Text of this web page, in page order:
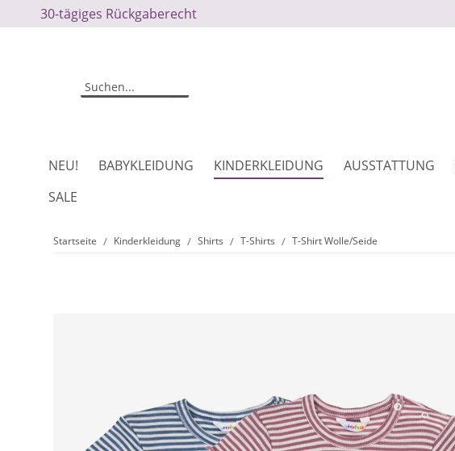
30-tägiges Rückgaberecht
NEU! BABYKLEIDUNG KINDERKLEIDUNG AUSSTATTUNG
SALE
Startseite Kinderkleidung Shirts T-Shirts T-Shirt Wolle/Seide